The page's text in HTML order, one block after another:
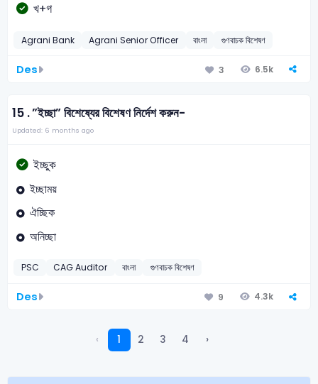
খ+গ
Agrani Bank Agrani Senior Officer বাংলা গুণবাচক বিশেষণ
Des 3 6.5k
15 .”ইচ্ছা” বিশেষ্যের বিশেষণ নির্দেশ করুন-
Updated: 6 months ago
ইচ্ছুক
ইচ্ছাময়
ঐচ্ছিক
অনিচ্ছা
PSC CAG Auditor বাংলা গুণবাচক বিশেষণ
Des 9 4.3k
‹ 1 2 3 4 ›